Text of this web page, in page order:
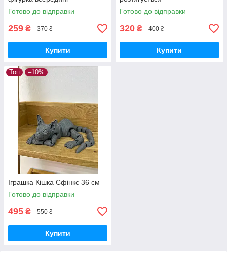
Готово до відправки
259 ₴ 370 ₴
Купити
Готово до відправки
320 ₴ 400 ₴
Купити
Топ –10%
Іграшка Кішка Сфінкс 36 см
Готово до відправки
495 ₴ 550 ₴
Купити